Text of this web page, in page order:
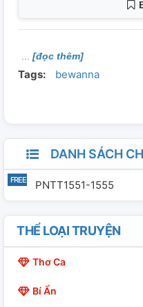
[đọc thêm]
Tags: bewanna
DANH SÁCH
PNTT1551-1555
THỂ LOẠI TRUYỆN
Thơ Ca
Bí Ẩn